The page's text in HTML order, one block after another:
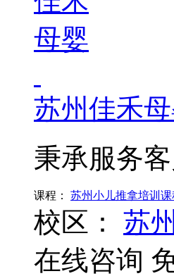
苏州佳禾
秉承服务
课程： 苏州小儿推拿培训课
校区： 苏
在线咨询